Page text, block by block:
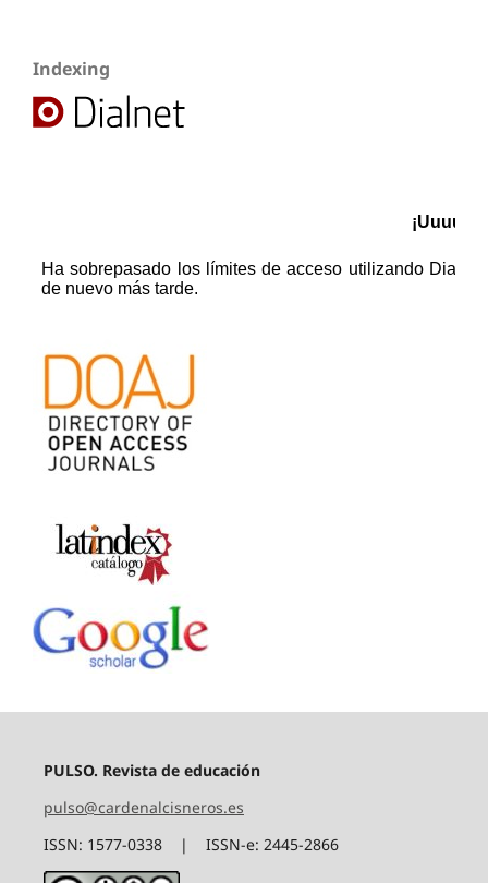
Indexing
PULSO. Revista de educación
pulso@cardenalcisneros.es
ISSN: 1577-0338 | ISSN-e: 2445-2866